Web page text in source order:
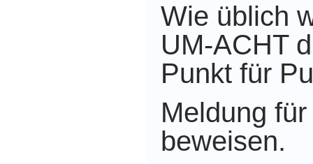
Wie üblich
UM-ACHT
Punkt für
Meldung
beweisen.